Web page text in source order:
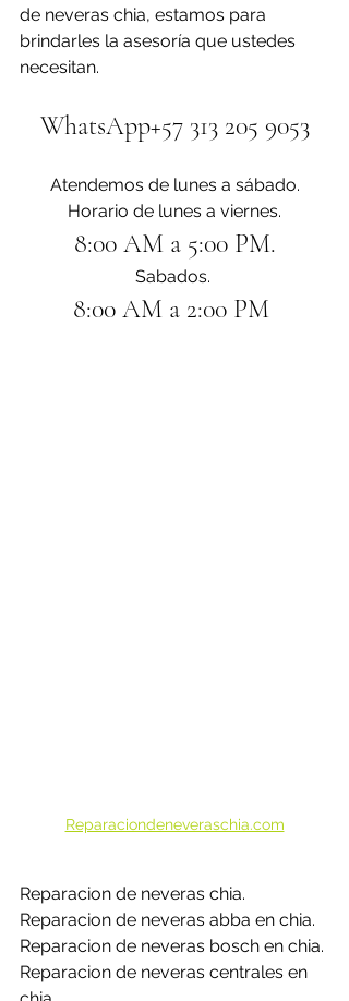
de neveras chia, estamos para
brindarles la asesoría que ustedes
necesitan.
WhatsApp+57 313 205 9053
Atendemos de lunes a sábado.
Horario de lunes a viernes.
8:00 AM a 5:00 PM.
Sabados.
8:00 AM a 2:00 PM
Reparaciondeneveraschia.com
Reparacion de neveras chia.
Reparacion de neveras abba en chia.
Reparacion de neveras bosch en chia.
Reparacion de neveras centrales en